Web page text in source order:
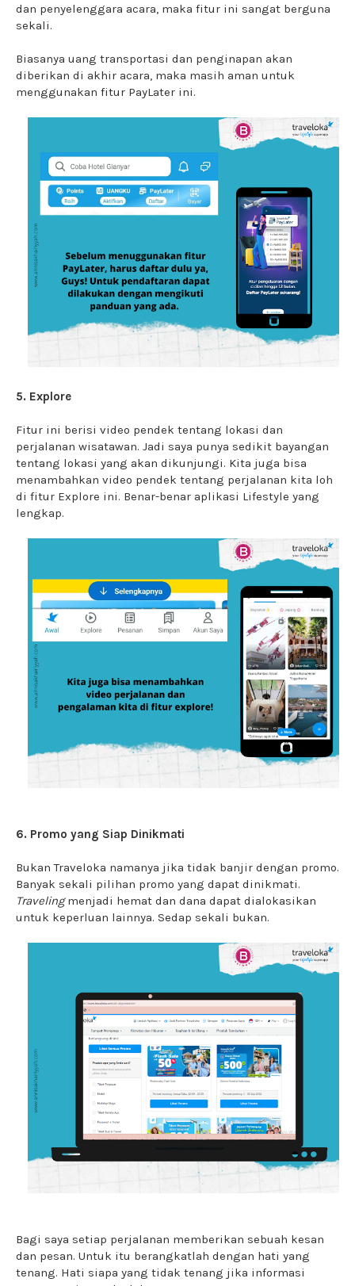
dan penyelenggara acara, maka fitur ini sangat berguna
sekali.
Biasanya uang transportasi dan penginapan akan
diberikan di akhir acara, maka masih aman untuk
menggunakan fitur PayLater ini.
5. Explore
Fitur ini berisi video pendek tentang lokasi dan
perjalanan wisatawan. Jadi saya punya sedikit bayangan
tentang lokasi yang akan dikunjungi. Kita juga bisa
menambahkan video pendek tentang perjalanan kita loh
di fitur Explore ini. Benar-benar aplikasi Lifestyle yang
lengkap.
6. Promo yang Siap Dinikmati
Bukan Traveloka namanya jika tidak banjir dengan promo.
Banyak sekali pilihan promo yang dapat dinikmati.
Travelingmenjadi hemat dan dana dapat dialokasikan
untuk keperluan lainnya. Sedap sekali bukan.
Bagi saya setiap perjalanan memberikan sebuah kesan
dan pesan. Untuk itu berangkatlah dengan hati yang
tenang. Hati siapa yang tidak tenang jika informasi